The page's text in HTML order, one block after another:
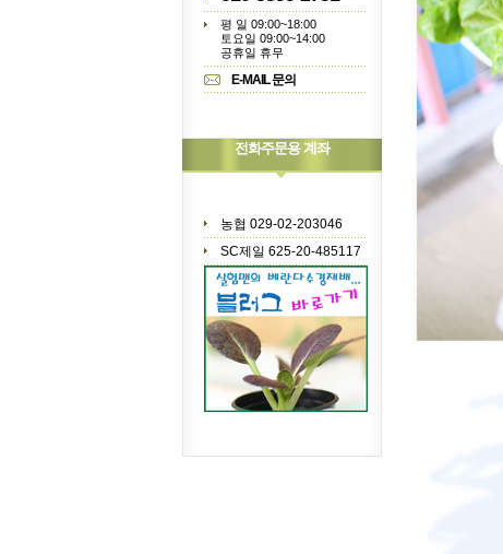
평 일 09:00~18:00
토요일 09:00~14:00
공휴일 휴무
E-MAIL 문의
전화주문용 계좌
농협 029-02-203046
SC제일 625-20-485117